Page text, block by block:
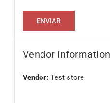
Vendor Information
Vendor:Test store